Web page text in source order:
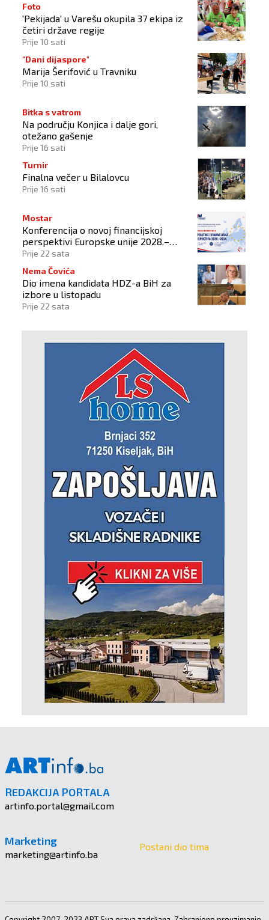
Foto
'Pekijada' u Varešu okupila 37 ekipa iz
četiri države regije
Prije 10 sati
"Dani dijaspore"
Marija Šerifović u Travniku
Prije 10 sati
Bitka s vatrom
Na području Konjica i dalje gori,
otežano gašenje
Prije 16 sati
Turnir
Finalna večer u Bilalovcu
Prije 16 sati
Mostar
Konferencija o novoj financijskoj
perspektivi Europske unije 2028.–
2034.
Prije 22 sata
Nema Čovića
Dio imena kandidata HDZ-a BiH za
izbore u listopadu
Prije 22 sata
REDAKCIJA PORTALA
artinfo.portal@gmail.com
Marketing
marketing@artinfo.ba
Postani dio tima